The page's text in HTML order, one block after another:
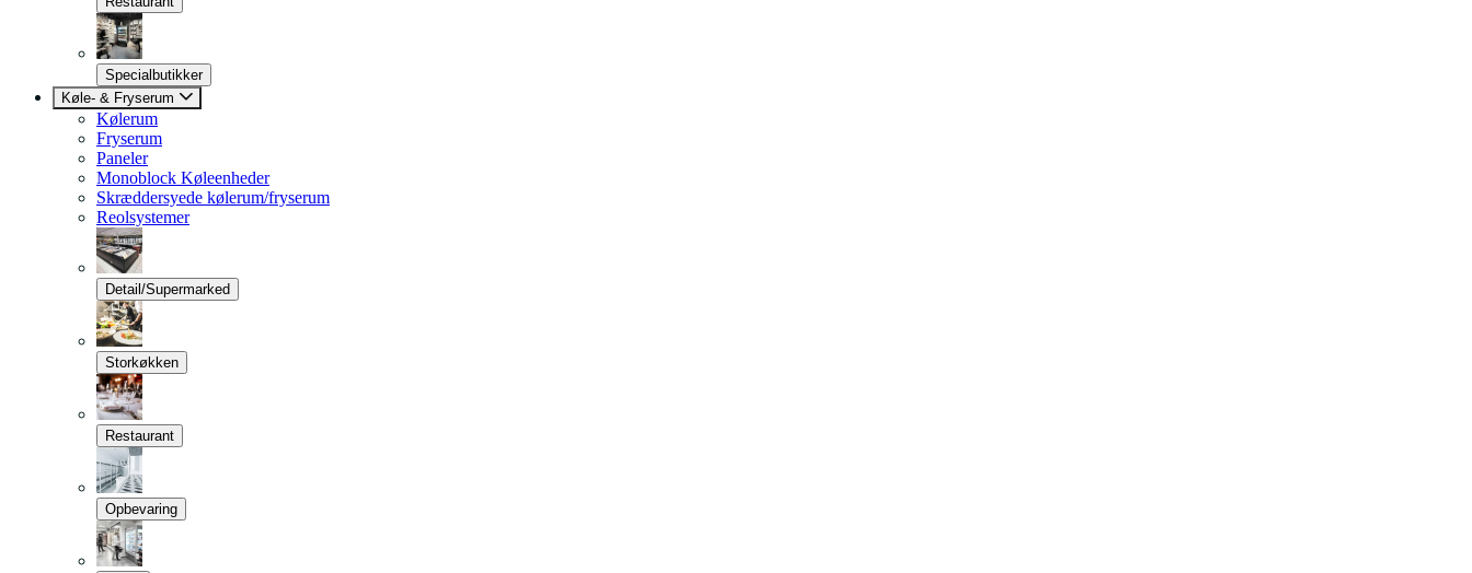
Specialbutikker
Køle- & Fryserum
Kølerum
Fryserum
Paneler
Monoblock Køleenheder
Skræddersyede kølerum/fryserum
Reolsystemer
Detail/Supermarked
Storkøkken
Restaurant
Opbevaring